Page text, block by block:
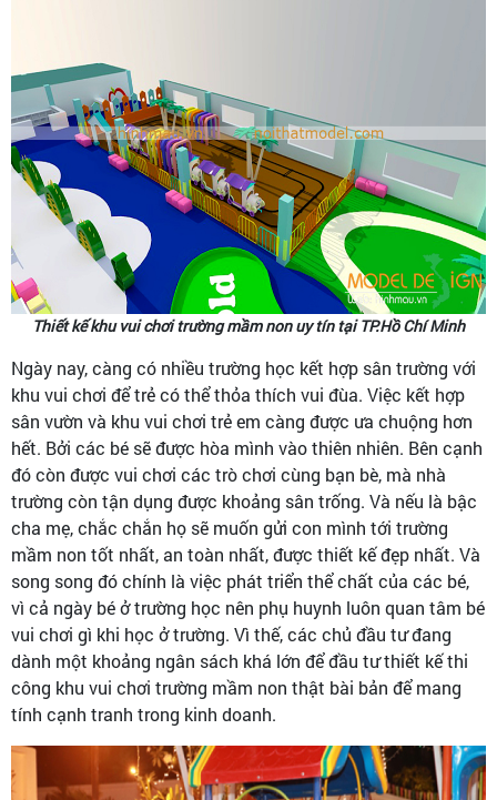
Thiết kế khu vui chơi trường mầm non uy tín tại TP.Hồ Chí Minh
Ngày nay, càng có nhiều trường học kết hợp sân trường với
khu vui chơi để trẻ có thể thỏa thích vui đùa. Việc kết hợp
sân vườn và khu vui chơi trẻ em càng được ưa chuộng hơn
hết. Bởi các bé sẽ được hòa mình vào thiên nhiên. Bên cạnh
đó còn được vui chơi các trò chơi cùng bạn bè, mà nhà
trường còn tận dụng được khoảng sân trống. Và nếu là bậc
cha mẹ, chắc chắn họ sẽ muốn gửi con mình tới trường
mầm non tốt nhất, an toàn nhất, được thiết kế đẹp nhất. Và
song song đó chính là việc phát triển thể chất của các bé,
vì cả ngày bé ở trường học nên phụ huynh luôn quan tâm bé
vui chơi gì khi học ở trường. Vì thế, các chủ đầu tư đang
dành một khoảng ngân sách khá lớn để đầu tư thiết kế thi
công khu vui chơi trường mầm non thật bài bản để mang
tính cạnh tranh trong kinh doanh.